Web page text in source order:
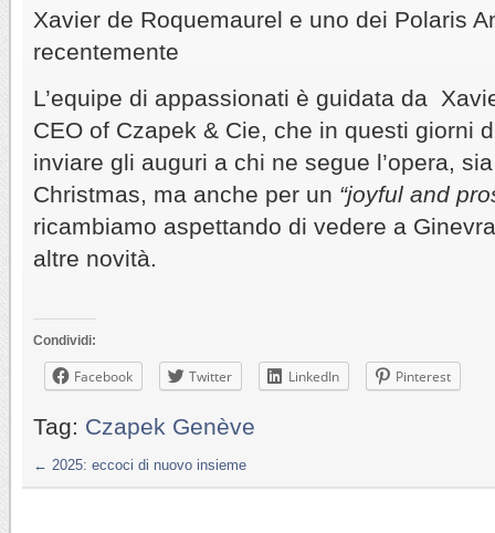
Xavier de Roquemaurel e uno dei Polaris
recentemente
L’equipe di appassionati è guidata da
CEO of Czapek & Cie, che in questi giorni
inviare gli auguri a chi ne segue l’opera,
Christmas, ma anche per un “joyful and
ricambiamo aspettando di vedere a
altre novità.
Condividi:
Facebook Twitter LinkedIn Pinterest
Tag: Czapek Genève
← 2025: eccoci di nuovo insieme